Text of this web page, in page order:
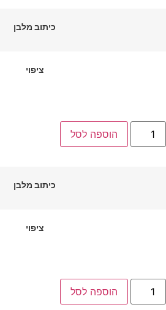
כיתוב מלבן
ציפוי
כמות
טבעת
הוספה לסל
כיתוב מלבן
ציפוי
כמות
טבעת
הוספה לסל